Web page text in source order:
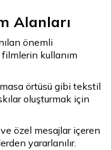
Alanları
önemli
kullanım
örtüsü gibi tekstil
oluşturmak için
özel mesajlar içeren
yararlanılır.